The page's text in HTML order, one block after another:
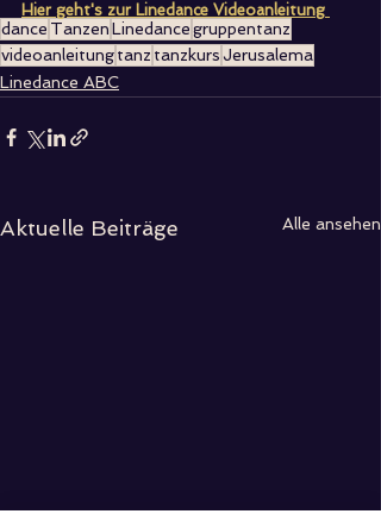
Hier geht's zur Linedance Videoanleitung
dance TanzenLinedancegruppentanz
videoanleitungtanz tanzkurs Jerusalema
Linedance ABC
Aktuelle Beiträge Alle ansehen